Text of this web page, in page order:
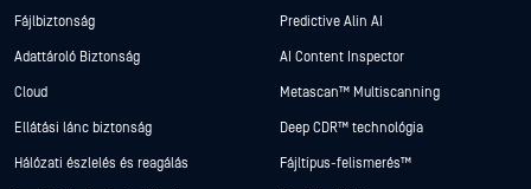
Fájlbiztonság
Adattároló Biztonság
Cloud
Ellátási lánc biztonság
Hálózati észlelés és reagálás
Predictive Alin AI
AI Content Inspector
Metascan™ Multiscanning
Deep CDR™ technológia
Fájltípus-felismerés™